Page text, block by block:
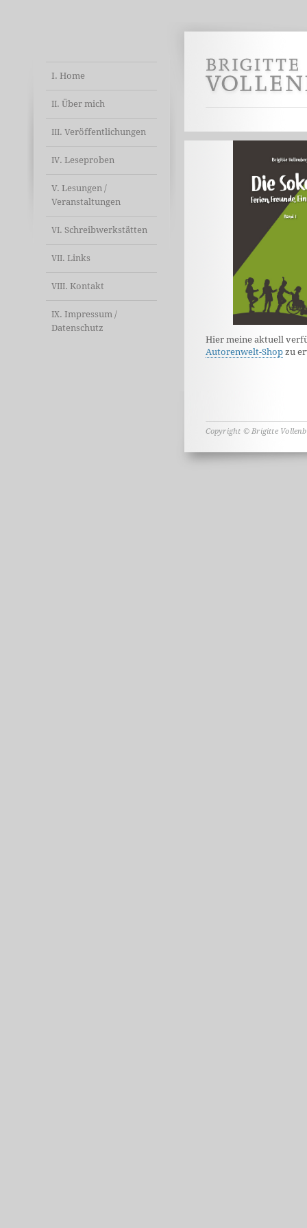
I. Home
II. Über mich
III. Veröffentlichungen
IV. Leseproben
V. Lesungen /
Veranstaltungen
VI. Schreibwerkstätten
VII. Links
VIII. Kontakt
IX. Impressum /
Datenschutz
Hier meine aktuell
Autorenwelt-Shopzu
Copyright © Brigitte